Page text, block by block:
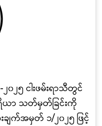
၀၂၅ ငါးဖမ်းရာသီတွင်
ဧရိယာ သတ်မှတ်ခြင်းကို
ချက်အမှတ် ၁/၂၀၂၅ ဖြင့်